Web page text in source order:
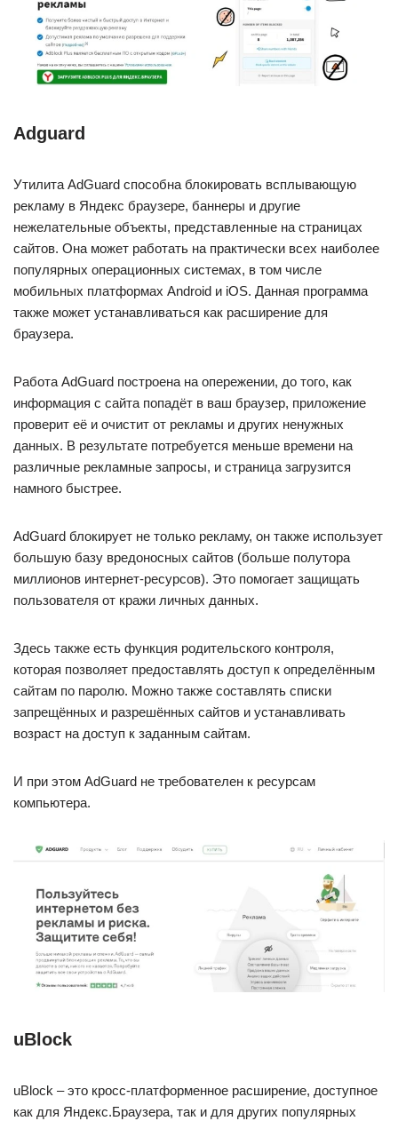
Adguard
Утилита AdGuard способна блокировать всплывающую
рекламу в Яндекс браузере, баннеры и другие
нежелательные объекты, представленные на страницах
сайтов. Она может работать на практически всех наиболее
популярных операционных системах, в том числе
мобильных платформах Android и iOS. Данная программа
также может устанавливаться как расширение для
браузера.
Работа AdGuard построена на опережении, до того, как
информация с сайта попадёт в ваш браузер, приложение
проверит её и очистит от рекламы и других ненужных
данных. В результате потребуется меньше времени на
различные рекламные запросы, и страница загрузится
намного быстрее.
AdGuard блокирует не только рекламу, он также использует
большую базу вредоносных сайтов (больше полутора
миллионов интернет-ресурсов). Это помогает защищать
пользователя от кражи личных данных.
Здесь также есть функция родительского контроля,
которая позволяет предоставлять доступ к определённым
сайтам по паролю. Можно также составлять списки
запрещённых и разрешённых сайтов и устанавливать
возраст на доступ к заданным сайтам.
И при этом AdGuard не требователен к ресурсам
компьютера.
uBlock
uBlock – это кросс-платформенное расширение, доступное
как для Яндекс.Браузера, так и для других популярных